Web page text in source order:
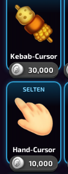
Kebab-Cursor
30,000
SELTEN
Hand-Cursor
10,000